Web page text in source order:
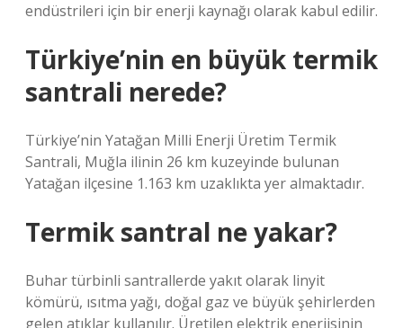
endüstrileri için bir enerji kaynağı olarak kabul edilir.
Türkiye’nin en büyük termik
santrali nerede?
Türkiye’nin Yatağan Milli Enerji Üretim Termik
Santrali, Muğla ilinin 26 km kuzeyinde bulunan
Yatağan ilçesine 1.163 km uzaklıkta yer almaktadır.
Termik santral ne yakar?
Buhar türbinli santrallerde yakıt olarak linyit
kömürü, ısıtma yağı, doğal gaz ve büyük şehirlerden
gelen atıklar kullanılır. Üretilen elektrik enerjisinin